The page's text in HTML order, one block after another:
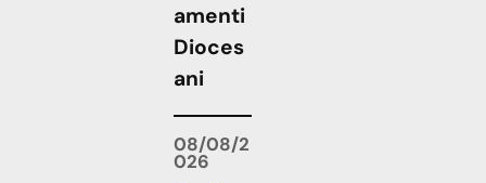
amenti
Dioces
ani
08/08/2
026